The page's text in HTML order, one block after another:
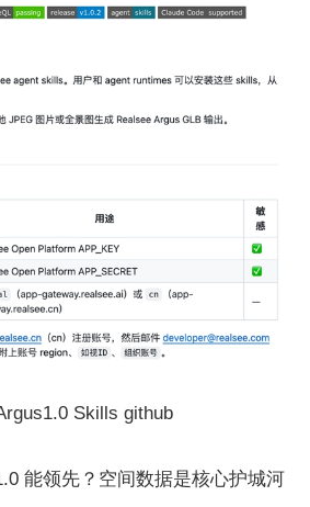
Skills github
能领先？空间数据是核心护城河